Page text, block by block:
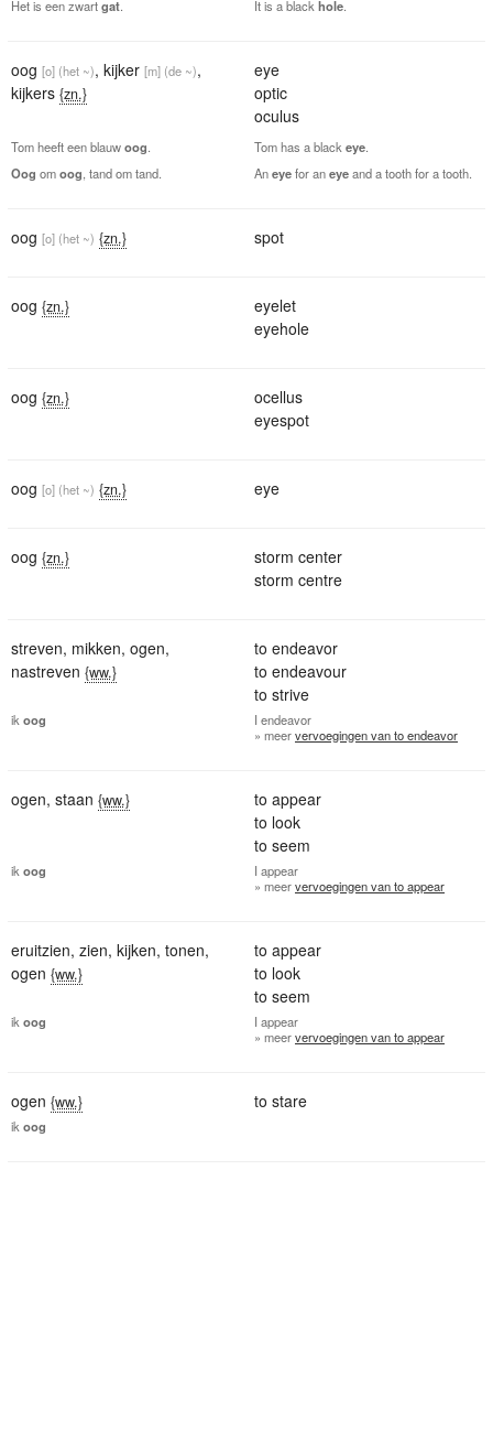
Het is een zwartgat It is a black hole
oog [o] (het ~), kijker [m] (de ~),
kijkers {zn.}
eye
optic
oculus
Tom heeft een blauwoog Tom has a black eye
Oog omoog , tand om tand. Aneyefor aneyeand a tooth for a tooth.
oog [o] (het ~) {zn.} spot
oog {zn.}
eyelet
eyehole
oog {zn.}
ocellus
eyespot
oog [o] (het ~) {zn.} eye
oog {zn.}
storm center
storm centre
streven, mikken, ogen,
nastreven {ww.}
to endeavor
to endeavour
to strive
ik oog I endeavor
» meervervoegingen van to endeavor
ogen, staan {ww.}
to appear
to look
to seem
ik oog I appear
» meervervoegingen van to appear
eruitzien, zien, kijken, tonen,
ogen {ww.}
to appear
to look
to seem
ik oog I appear
» meervervoegingen van to appear
ogen {ww.} to stare
ik oog